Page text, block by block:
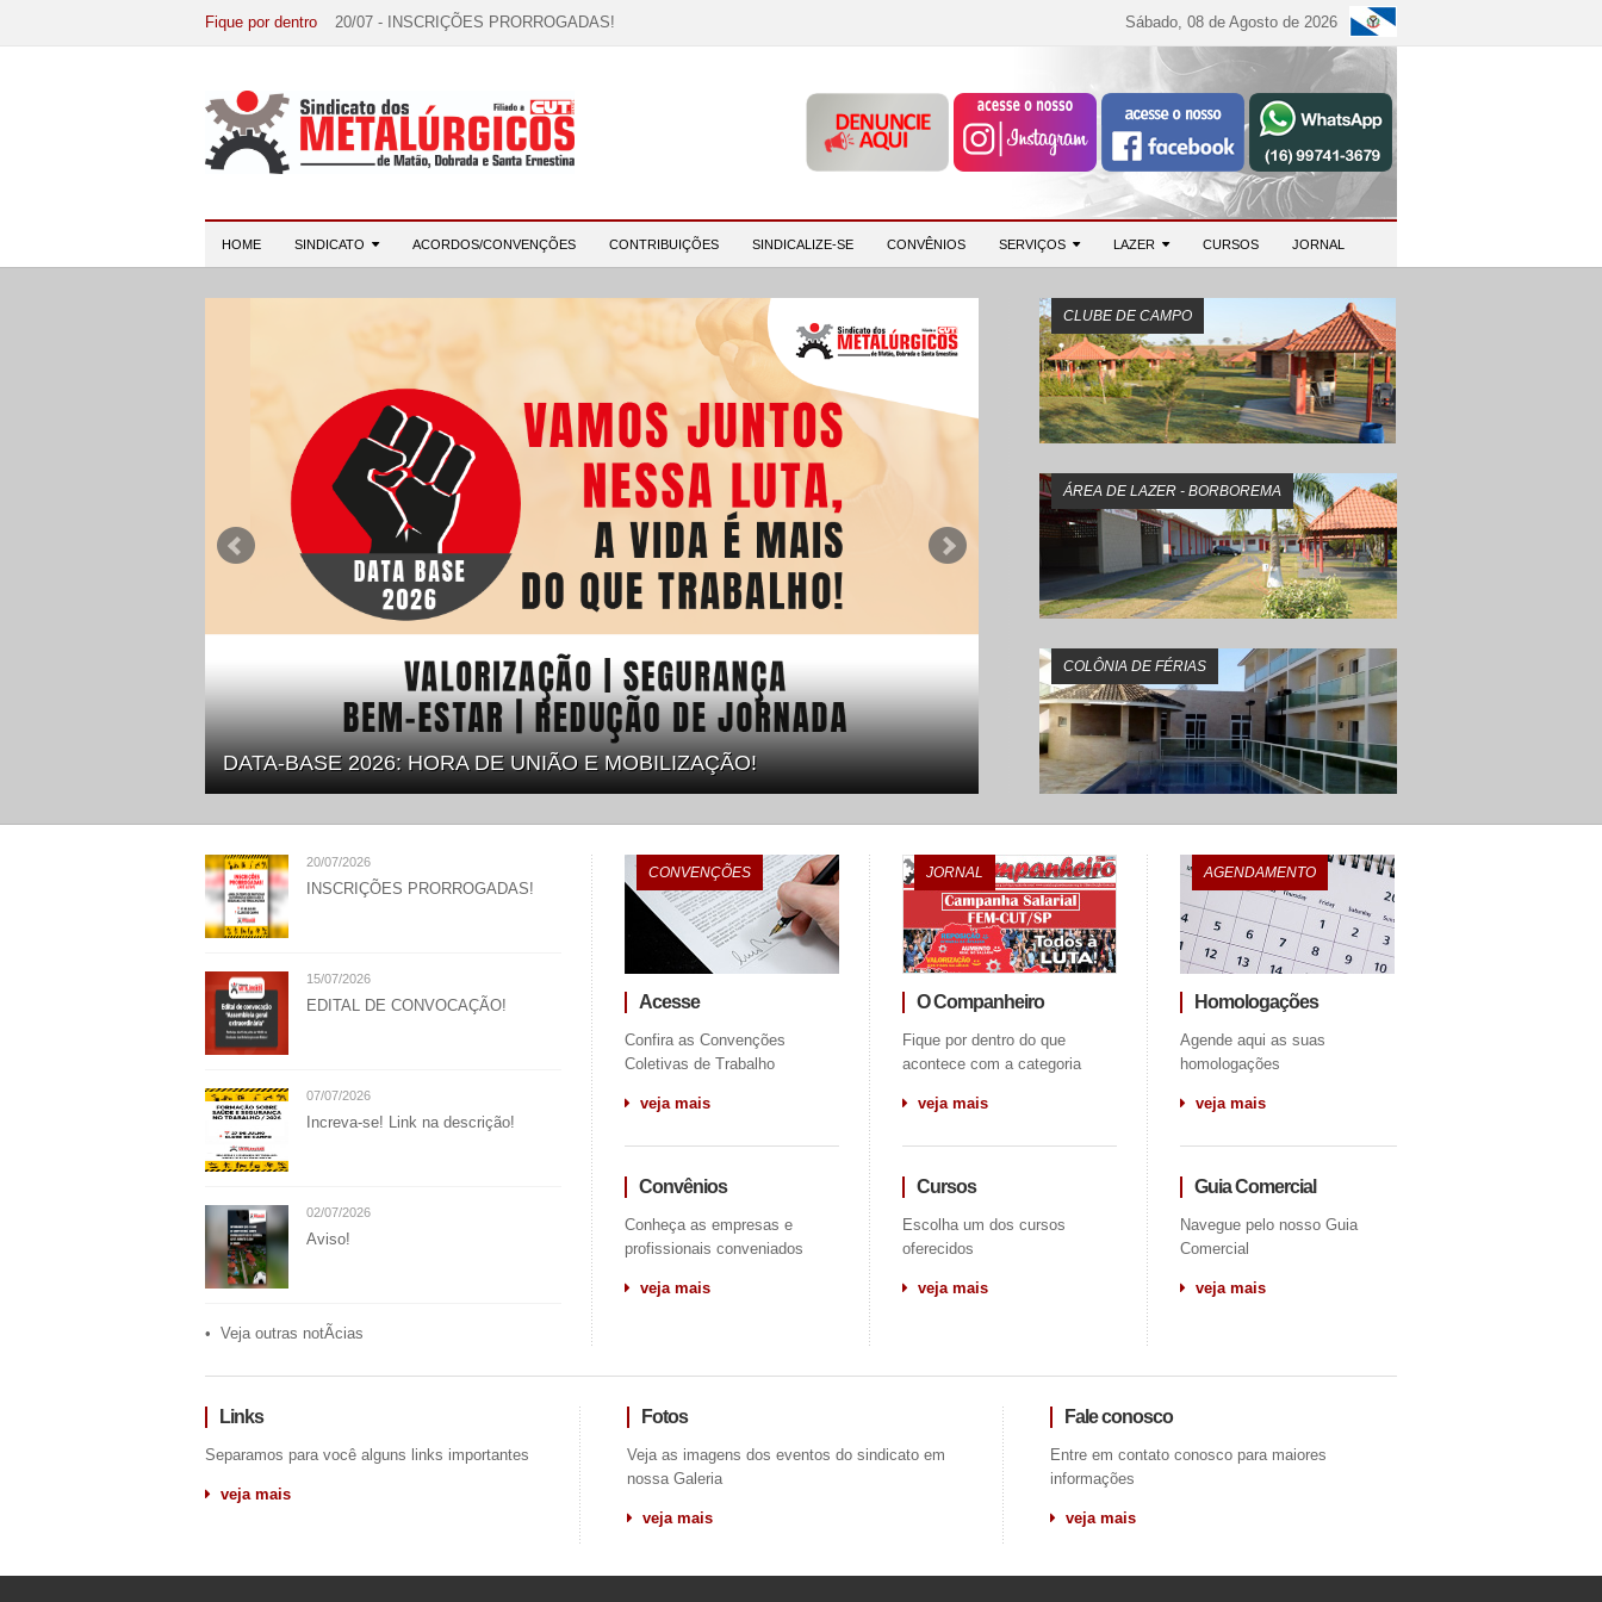
Fique por dentro 20/07 - INSCRIÇÕES PRORROGADAS!
07/07 - Increva-se! Link na descrição!
03/08 - DATA-BASE 2026: HORA DE UNIÃO E MOBILIZAÇÃO!
Sábado, 08 de Agosto de 2026
HOME SINDICATO ACORDOS/CONVENÇÕES CONTRIBUIÇÕES SINDICALIZE-SE CONVÊNIOS SERVIÇOS LAZER CURSOS JORNAL
DATA-BASE 2026: HORA DE UNIÃO E MOBILIZAÇÃO!
Formação reúne 116 participantes e reforça compromisso com
segurança dos trabalhadores
CLUBE DE CAMPO
ÁREA DE LAZER - BORBOREMA
COLÔNIA DE FÉRIAS
20/07/2026
INSCRIÇÕES PRORROGADAS!
15/07/2026
EDITAL DE CONVOCAÇÃO!
07/07/2026
Increva-se! Link na descrição!
02/07/2026
Aviso!
• Veja outras notÃ­cias
CONVENÇÕES
Acesse
Confira as Convenções
Coletivas de Trabalho
veja mais
Convênios
Conheça as empresas e
profissionais conveniados
veja mais
JORNAL
O Companheiro
Fique por dentro do que
acontece com a categoria
veja mais
Cursos
Escolha um dos cursos
oferecidos
veja mais
AGENDAMENTO
Homologações
Agende aqui as suas
homologações
veja mais
Guia Comercial
Navegue pelo nosso Guia
Comercial
veja mais
Links
Separamos para você alguns links importantes
veja mais
Fotos
Veja as imagens dos eventos do sindicato em
nossa Galeria
veja mais
Fale conosco
Entre em contato conosco para maiores
informações
veja mais